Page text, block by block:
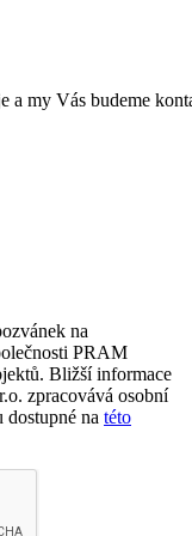
a my Vás budeme
na
PRAM
Bližší informace
zpracovává osobní
dostupné na této